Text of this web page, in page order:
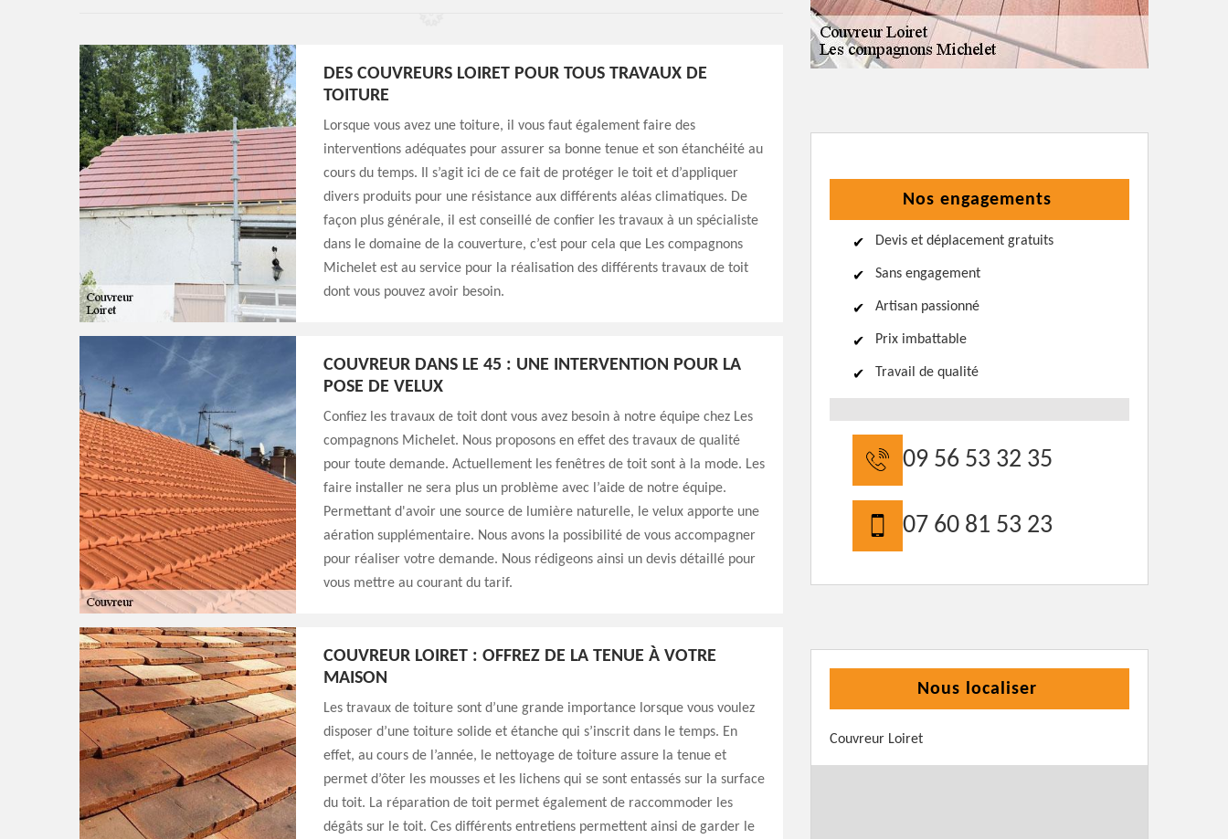
DES COUVREURS LOIRET POUR TOUS TRAVAUX DE
TOITURE
Lorsque vous avez une toiture, il vous faut également faire des
interventions adéquates pour assurer sa bonne tenue et son étanchéité au
cours du temps. Il s’agit ici de ce fait de protéger le toit et d’appliquer
divers produits pour une résistance aux différents aléas climatiques. De
façon plus générale, il est conseillé de confier les travaux à un spécialiste
dans le domaine de la couverture, c’est pour cela que Les compagnons
Michelet est au service pour la réalisation des différents travaux de toit
dont vous pouvez avoir besoin.
COUVREUR DANS LE 45 : UNE INTERVENTION POUR LA
POSE DE VELUX
Confiez les travaux de toit dont vous avez besoin à notre équipe chez Les
compagnons Michelet. Nous proposons en effet des travaux de qualité
pour toute demande. Actuellement les fenêtres de toit sont à la mode. Les
faire installer ne sera plus un problème avec l’aide de notre équipe.
Permettant d'avoir une source de lumière naturelle, le velux apporte une
aération supplémentaire. Nous avons la possibilité de vous accompagner
pour réaliser votre demande. Nous rédigeons ainsi un devis détaillé pour
vous mettre au courant du tarif.
COUVREUR LOIRET : OFFREZ DE LA TENUE À VOTRE
MAISON
Les travaux de toiture sont d’une grande importance lorsque vous voulez
disposer d’une toiture solide et étanche qui s’inscrit dans le temps. En
effet, au cours de l’année, le nettoyage de toiture assure la tenue et
permet d’ôter les mousses et les lichens qui se sont entassés sur la surface
du toit. La réparation de toit permet également de raccommoder les
dégâts sur le toit. Ces différents entretiens permettent ainsi de garder le
Nos engagements
Devis et déplacement gratuits
Sans engagement
Artisan passionné
Prix imbattable
Travail de qualité
09 56 53 32 35
07 60 81 53 23
Nous localiser
Couvreur Loiret